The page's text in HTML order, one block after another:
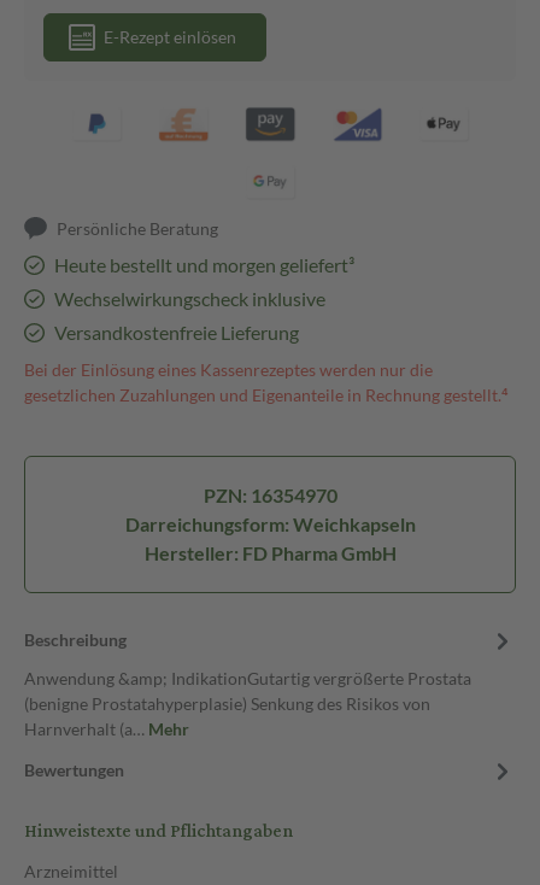
E-Rezept einlösen
Persönliche Beratung
Heute bestellt und morgen geliefert³
Wechselwirkungscheck inklusive
Versandkostenfreie Lieferung
Bei der Einlösung eines Kassenrezeptes werden nur die
gesetzlichen Zuzahlungen und Eigenanteile in Rechnung gestellt.⁴
PZN: 16354970
Darreichungsform: Weichkapseln
Hersteller: FD Pharma GmbH
Beschreibung
Anwendung &amp; IndikationGutartig vergrößerte Prostata
(benigne Prostatahyperplasie) Senkung des Risikos von
Harnverhalt (a… Mehr
Bewertungen
Hinweistexte und Pflichtangaben
Arzneimittel